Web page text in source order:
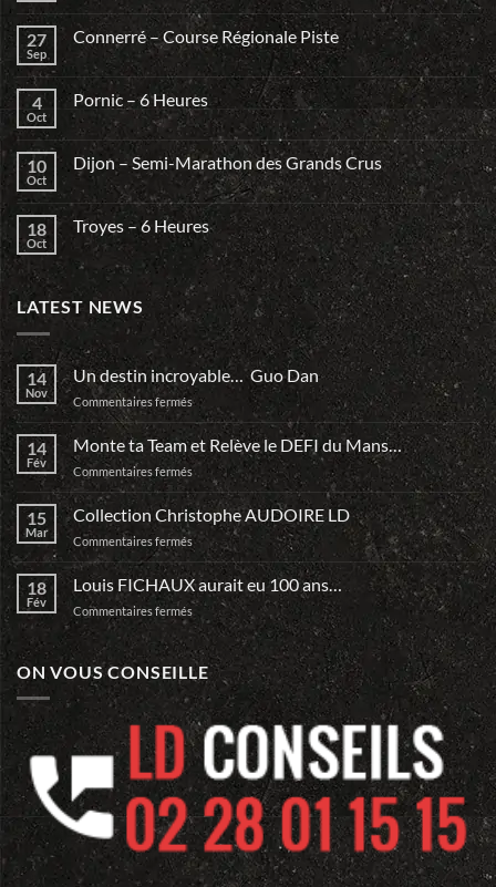
27
Sep
Connerré – Course Régionale Piste
4
Oct
Pornic – 6 Heures
10
Oct
Dijon – Semi-Marathon des Grands Crus
18
Oct
Troyes – 6 Heures
LATEST NEWS
14
Nov
Un destin incroyable… Guo Dan
Commentaires ferméssur
Un
destin
incroyable…
Guo
Dan
14
Fév
Monte ta Team et Relève le DEFI du Mans…
Commentaires ferméssur
Monte
ta
Team
et
Relève
le
DEFI
du
Mans…
15
Mar
Collection Christophe AUDOIRE LD
Commentaires ferméssur
Collection
Christophe
AUDOIRE
LD
18
Fév
Louis FICHAUX aurait eu 100 ans…
Commentaires ferméssur
Louis
FICHAUX
aurait
eu
100
ans…
ON VOUS CONSEILLE